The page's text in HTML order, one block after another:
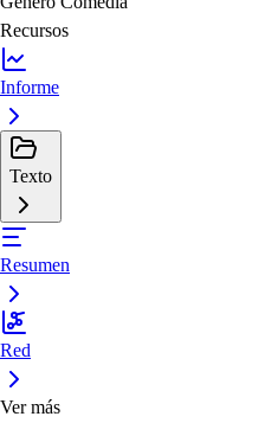
Recursos
Informe
Texto
Resumen
Red
Ver más